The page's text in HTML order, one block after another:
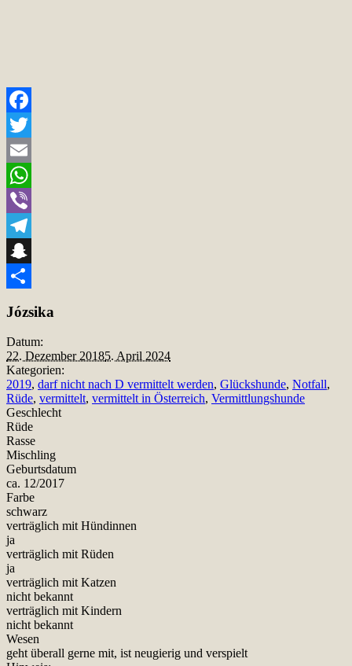
Facebook
Twitter
Email
WhatsApp
Viber
Telegram
Snapchat
Józsika
Datum:
22. Dezember 20185. April 2024
Kategorien:
2019, darf nicht nach D vermittelt werden, Glückshunde, Notfall,
Rüde, vermittelt, vermittelt in Österreich, Vermittlungshunde
Geschlecht
Rüde
Rasse
Mischling
Geburtsdatum
ca. 12/2017
Farbe
schwarz
verträglich mit Hündinnen
ja
verträglich mit Rüden
ja
verträglich mit Katzen
nicht bekannt
verträglich mit Kindern
nicht bekannt
Wesen
geht überall gerne mit, ist neugierig und verspielt